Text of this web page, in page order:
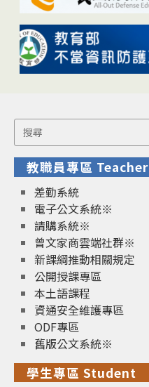
Search
for:
教職員專區 Teacher
差勤系統
電子公文系統※
請購系統※
曾文家商雲端社群※
新課綱推動相關規定
公開授課專區
本土語課程
資通安全維護專區
ODF專區
舊版公文系統※
學生專區 Student